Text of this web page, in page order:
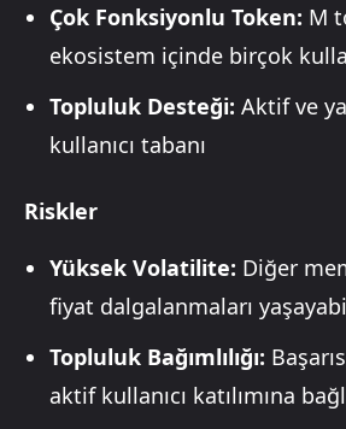
Çok Fonksiyonlu Token: M
ekosistem içinde birçok
Topluluk Desteği: Aktif ve
kullanıcı tabanı
Riskler
Yüksek Volatilite: Diğer
fiyat dalgalanmaları
Topluluk Bağımlılığı:
aktif kullanıcı katılımına